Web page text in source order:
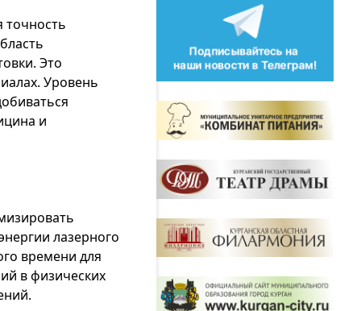
точность
Это
Уровень
и
лазерного
времени для
в физических